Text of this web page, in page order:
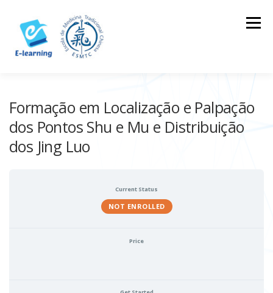
content
Menu
Formação em Localização e Palpação
dos Pontos Shu e Mu e Distribuição
dos Jing Luo
Current Status
NOT ENROLLED
Price